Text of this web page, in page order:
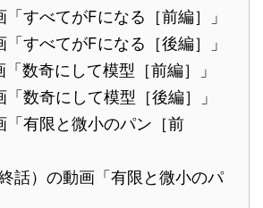
すべてがFになる［前編］」
すべてがFになる［後編］」
数奇にして模型［前編］」
数奇にして模型［後編］」
「有限と微小のパン［前
話）の動画「有限と微小のパ